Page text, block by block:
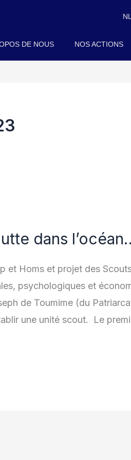
NL
DE NOUS NOS ACTIONS
dans
et Homs et projet des
psychologiques et
de Toumime (du
une unité scout. Le